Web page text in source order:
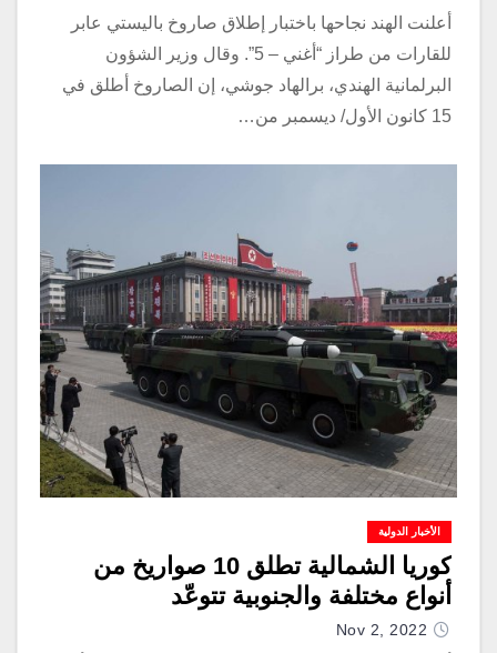
أعلنت الهند نجاحها باختبار إطلاق صاروخ باليستي عابر
للقارات من طراز “أغني – 5”. وقال وزير الشؤون
البرلمانية الهندي، برالهاد جوشي، إن الصاروخ أطلق في
15 كانون الأول/ ديسمبر من…
الأخبار الدولية
كوريا الشمالية تطلق 10 صواريخ من
أنواع مختلفة والجنوبية تتوعّد
Nov 2, 2022